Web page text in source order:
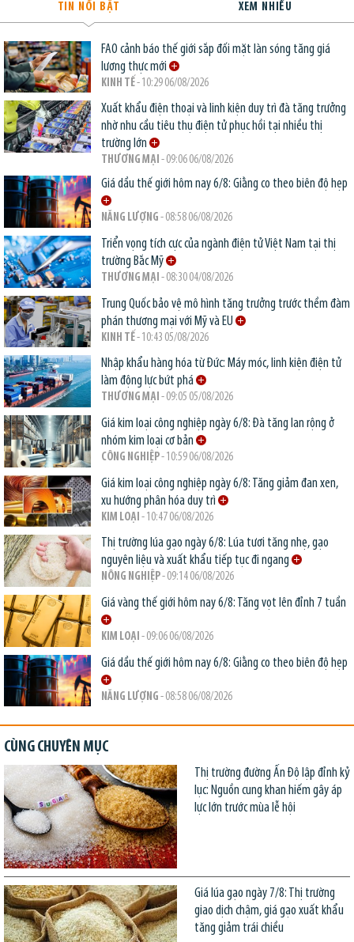
TIN NỔI BẬT XEM NHIỀU
FAO cảnh báo thế giới sắp đối mặt làn sóng tăng giá
lương thực mới
KINH TẾ- 10:29 06/08/2026
Xuất khẩu điện thoại và linh kiện duy trì đà tăng trưởng
nhờ nhu cầu tiêu thụ điện tử phục hồi tại nhiều thị
trường lớn
THƯƠNG MẠI - 09:06 06/08/2026
Giá dầu thế giới hôm nay 6/8: Giằng co theo biên độ hẹp
NĂNG LƯỢNG - 08:58 06/08/2026
Triển vọng tích cực của ngành điện tử Việt Nam tại thị
trường Bắc Mỹ
THƯƠNG MẠI - 08:30 04/08/2026
Trung Quốc bảo vệ mô hình tăng trưởng trước thềm đàm
phán thương mại với Mỹ và EU
KINH TẾ- 10:43 05/08/2026
Nhập khẩu hàng hóa từ Đức: Máy móc, linh kiện điện tử
làm động lực bứt phá
THƯƠNG MẠI - 09:05 05/08/2026
Giá kim loại công nghiệp ngày 6/8: Đà tăng lan rộng ở
nhóm kim loại cơ bản
CÔNG NGHIỆP- 10:59 06/08/2026
Giá kim loại công nghiệp ngày 6/8: Tăng giảm đan xen,
xu hướng phân hóa duy trì
KIM LOẠI - 10:47 06/08/2026
Thị trường lúa gạo ngày 6/8: Lúa tươi tăng nhẹ, gạo
nguyên liệu và xuất khẩu tiếp tục đi ngang
NÔNG NGHIỆP- 09:14 06/08/2026
Giá vàng thế giới hôm nay 6/8: Tăng vọt lên đỉnh 7 tuần
KIM LOẠI - 09:06 06/08/2026
Giá dầu thế giới hôm nay 6/8: Giằng co theo biên độ hẹp
NĂNG LƯỢNG - 08:58 06/08/2026
CÙNG CHUYÊN MỤC
Thị trường đường Ấn Độ lập đỉnh kỷ
lục: Nguồn cung khan hiếm gây áp
lực lớn trước mùa lễ hội
Giá lúa gạo ngày 7/8: Thị trường
giao dịch chậm, giá gạo xuất khẩu
tăng giảm trái chiều